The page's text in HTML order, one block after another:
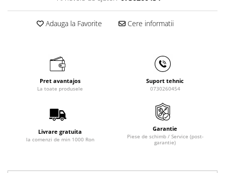
Masini de frezat universale
Masini de frezat multifunctionale
Masini de frezat universale SERVO
Masini de frezat verticale
Masini de ascutit burghie
Masini de lustruit
Masini de polizat bavuri cu perii
Adauga la Favorite Cere informatii
Pret avantajos
La toate produsele
Suport tehnic
0730260454
Livrare gratuita
la comenzi de min 1000 Ron
Garantie
Piese de schimb / Service (post-
garantie)